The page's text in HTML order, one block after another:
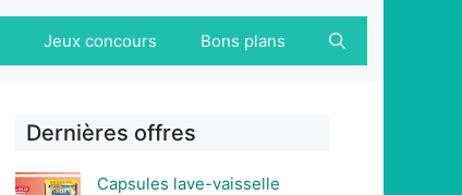
Jeux concours Bons plans
Dernières offres
Capsules lave-vaisselle